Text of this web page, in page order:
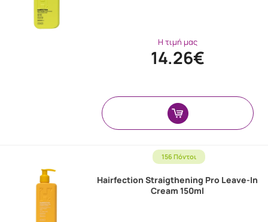
Η τιμή μας
14.26€
156 Πόντοι
Hairfection Straigthening Pro Leave-In
Cream 150ml